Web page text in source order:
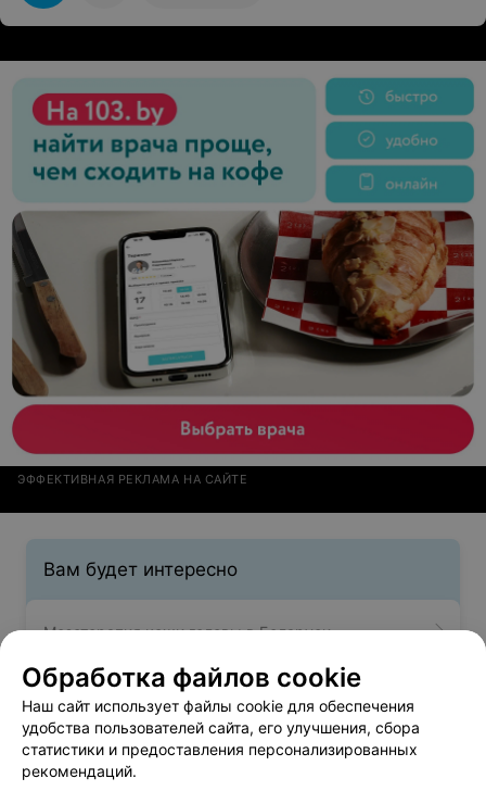
ЭФФЕКТИВНАЯ РЕКЛАМА НА САЙТЕ
Вам будет интересно
Мезотерапия кожи головы в Беларуси
Мезотерапия волос в Беларуси
Полировка волос в Беларуси
Обработка файлов cookie
Наш сайт использует файлы cookie для обеспечения
удобства пользователей сайта, его улучшения, сбора
статистики и предоставления персонализированных
рекомендаций.